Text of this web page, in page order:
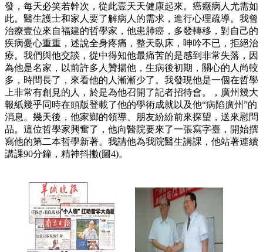
發，每天必笑若幹次，從此壹天天健康起來。癌癥病人尤需如
此。醫生護士和家人要了解病人的需求，進行心理疏導。我曾
治療壹位來自福建的哲學家，他患肺癌，多發轉移，對自己的
疾病憂心重重，述說全身疼痛，整天臥床，呻吟不已，拒絕治
療。我們與他交談，從中得知他最痛苦的是感到非常失落，因
為他是名家，以前許多人贊揚他，生病後初期，關心的人尚較
多，時間長了，來看他的人漸漸少了。我發現他是一個在哲學
上非常有創見的人，於是為他召開了記者招待會。，廣州幾大
報紙幾乎同時在頭版登載了他的學術成就以及他“病陷廣州”的
消息。幾天後，他家鄉的領導、朋友紛紛前來探望，送來慰問
品。這位哲學家興奮了，他向醫院要來了一張寫字臺，開始撰
寫他的第二本哲學新著。我請他為我院醫生講課，他站著連續
講課90分鐘，精神抖擻(圖4)。